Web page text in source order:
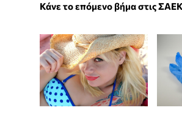
Κάνε το επόμενο βήμα στις